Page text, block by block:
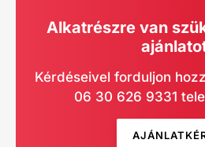
Alkatrészre van
Kérdéseivel forduljon
06 30 626 9331